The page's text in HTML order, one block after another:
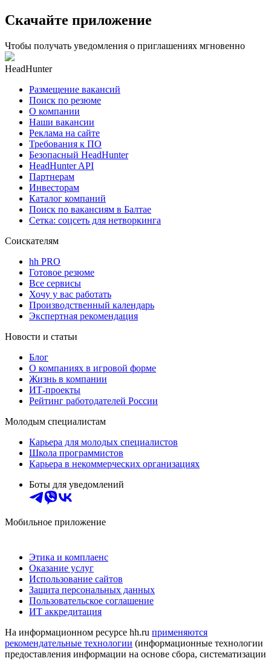
Скачайте приложение
Чтобы получать уведомления о приглашениях мгновенно
HeadHunter
Размещение вакансий
Поиск по резюме
О компании
Наши вакансии
Реклама на сайте
Требования к ПО
Безопасный HeadHunter
HeadHunter API
Партнерам
Инвесторам
Каталог компаний
Поиск по вакансиям в Балтае
Сетка: соцсеть для нетворкинга
Соискателям
hh PRO
Готовое резюме
Все сервисы
Хочу у вас работать
Производственный календарь
Экспертная рекомендация
Новости и статьи
Блог
О компаниях в игровой форме
Жизнь в компании
ИТ-проекты
Рейтинг работодателей России
Молодым специалистам
Карьера для молодых специалистов
Школа программистов
Карьера в некоммерческих организациях
Боты для уведомлений
Мобильное приложение
Этика и комплаенс
Оказание услуг
Использование сайтов
Защита персональных данных
Пользовательское соглашение
ИТ аккредитация
На информационном ресурсе hh.ru применяются
рекомендательные технологии (информационные технологии
предоставления информации на основе сбора, систематизации